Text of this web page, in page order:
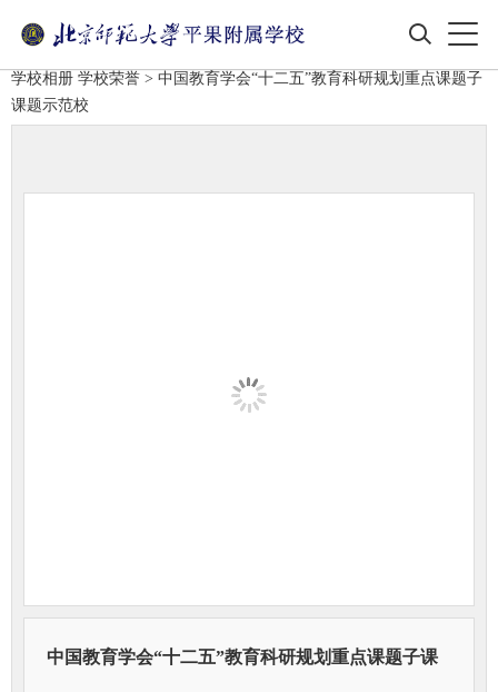
学校相册 学校荣誉 > 中国教育学会“十二五”教育科研规划重点课题子
课题示范校
中国教育学会“十二五”教育科研规划重点课题子课